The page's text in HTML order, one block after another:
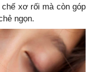
xơ rối mà còn góp
ngọn.